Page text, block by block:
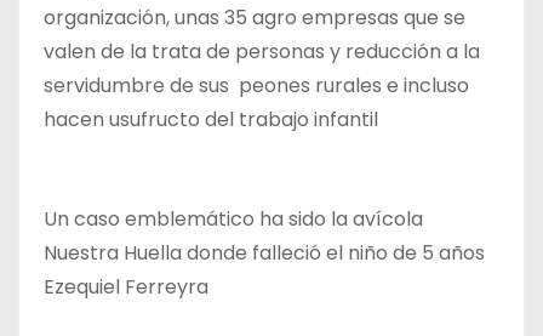
organización, unas 35 agro empresas que se
valen de la trata de personas y reducción a la
servidumbre de sus peones rurales e incluso
hacen usufructo del trabajo infantil
Un caso emblemático ha sido la avícola
Nuestra Huella donde falleció el niño de 5 años
Ezequiel Ferreyra